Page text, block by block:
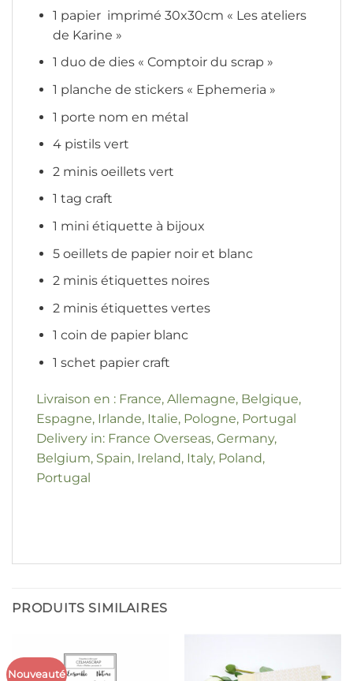
1 papier imprimé 30x30cm « Les ateliers
de Karine »
1 duo de dies « Comptoir du scrap »
1 planche de stickers « Ephemeria »
1 porte nom en métal
4 pistils vert
2 minis oeillets vert
1 tag craft
1 mini étiquette à bijoux
5 oeillets de papier noir et blanc
2 minis étiquettes noires
2 minis étiquettes vertes
1 coin de papier blanc
1 schet papier craft
Livraison en : France, Allemagne, Belgique,
Espagne, Irlande, Italie, Pologne, Portugal
Delivery in: France Overseas, Germany,
Belgium, Spain, Ireland, Italy, Poland,
Portugal
PRODUITS SIMILAIRES
Nouveauté